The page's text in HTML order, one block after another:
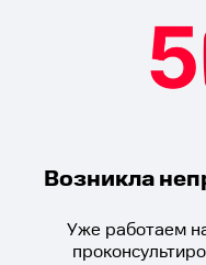
Возникла
Уже работаем